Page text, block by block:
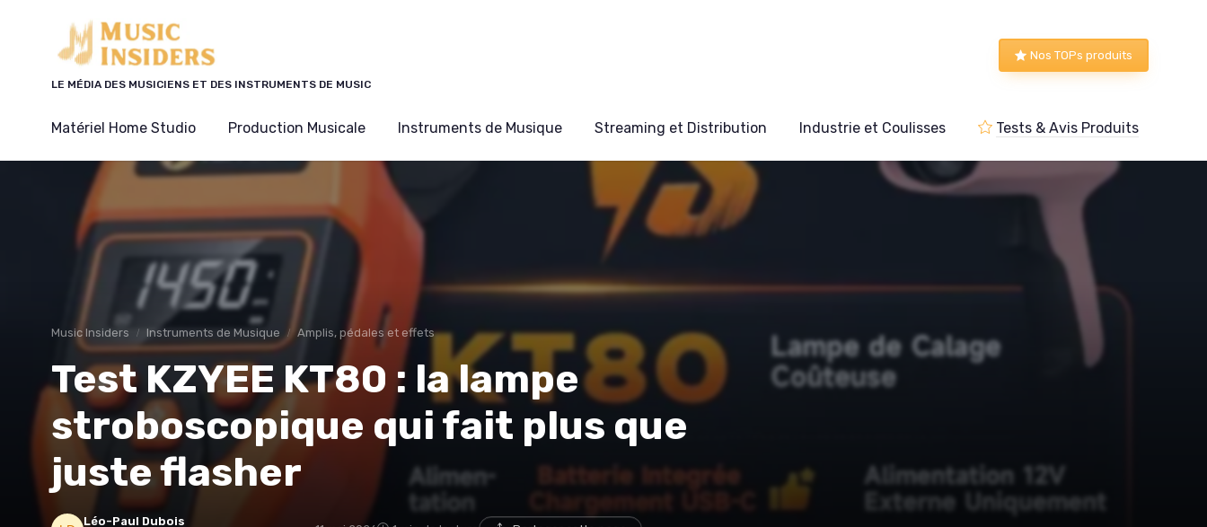
LE MÉDIA DES MUSICIENS ET DES INSTRUMENTS DE MUSIC
Nos TOPs produits
Matériel Home Studio Production Musicale Instruments de Musique Streaming et Distribution Industrie et Coulisses Tests & Avis Produits
Music Insiders Instruments de Musique Amplis, pédales et effets
Test KZYEE KT80 : la lampe
stroboscopique qui fait plus que
juste flasher
Léo-Paul Dubois